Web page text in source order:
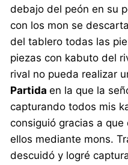
debajo del peón en su
con los mon se
del tablero todas las
piezas con kabuto del
rival no pueda realizar
Partidaen la que la
capturando todos mis
consiguió gracias a
ellos mediante mons.
descuidó y logré